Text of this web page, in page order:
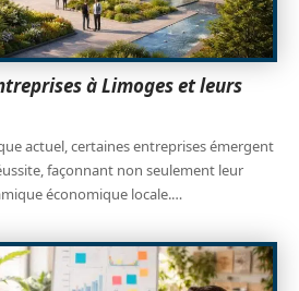
à Limoges et leurs
actuel, certaines entreprises émergent
façonnant non seulement leur
économique locale.…